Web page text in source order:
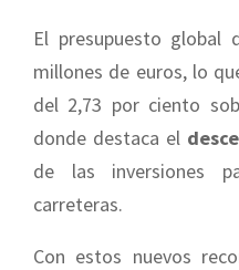
El presupuesto global
millones de euros, lo
del 2,73 por ciento
donde destaca el
de las inversiones
carreteras.
Con estos nuevos